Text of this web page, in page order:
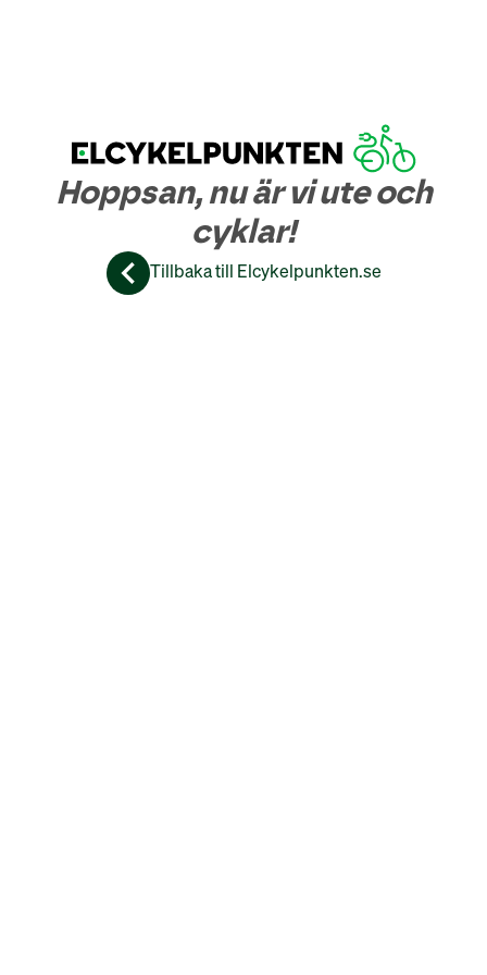
Hoppsan, nu är vi ute och
cyklar!
Tillbaka till Elcykelpunkten.se